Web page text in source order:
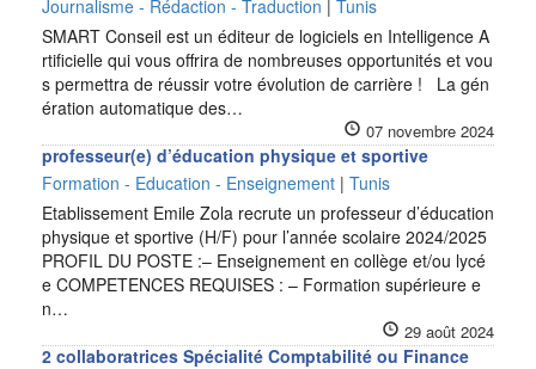
Journalisme - Rédaction - Traduction | Tunis
SMART Conseil est un éditeur de logiciels en Intelligence A
rtificielle qui vous offrira de nombreuses opportunités et vou
s permettra de réussir votre évolution de carrière ! La gén
ération automatique des…
07 novembre 2024
professeur(e) d’éducation physique et sportive
Formation - Education - Enseignement | Tunis
Etablissement Emile Zola recrute un professeur d’éducation
physique et sportive (H/F) pour l’année scolaire 2024/2025
PROFIL DU POSTE :– Enseignement en collège et/ou lycé
e COMPETENCES REQUISES : – Formation supérieure e
n…
29 août 2024
2 collaboratrices Spécialité Comptabilité ou Finance